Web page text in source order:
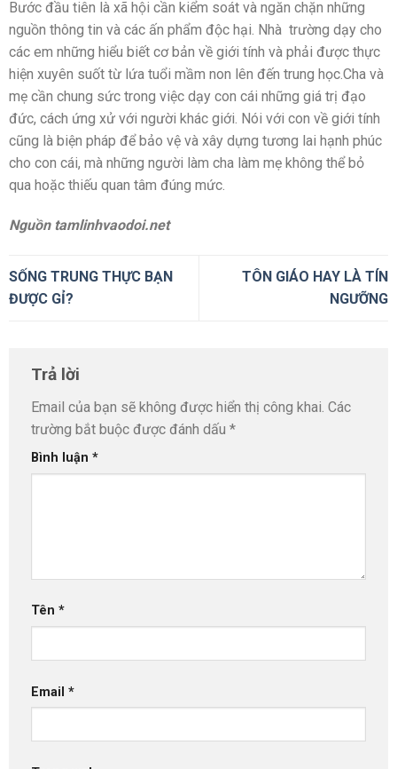
Bước đầu tiên là xã hội cần kiểm soát và ngăn chặn những
nguồn thông tin và các ấn phẩm độc hại. Nhà trường dạy cho
các em những hiểu biết cơ bản về giới tính và phải được thực
hiện xuyên suốt từ lứa tuổi mầm non lên đến trung học.Cha và
mẹ cần chung sức trong việc dạy con cái những giá trị đạo
đức, cách ứng xử với người khác giới. Nói với con về giới tính
cũng là biện pháp để bảo vệ và xây dựng tương lai hạnh phúc
cho con cái, mà những người làm cha làm mẹ không thể bỏ
qua hoặc thiếu quan tâm đúng mức.
Nguồn tamlinhvaodoi.net
SỐNG TRUNG THỰC BẠN
ĐƯỢC GỈ?
TÔN GIÁO HAY LÀ TÍN
NGƯỠNG
Trả lời
Email của bạn sẽ không được hiển thị công khai. Các
trường bắt buộc được đánh dấu *
Bình luận *
Tên *
Email *